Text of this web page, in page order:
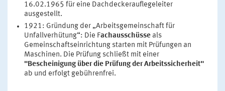
16.02.1965 für eine Dachdeckerauflegeleiter
ausgestellt.
1921: Gründung der „Arbeitsgemeinschaft für
Unfallverhütung“: Die Fachausschüsseals
Gemeinschaftseinrichtung starten mit Prüfungen an
Maschinen. Die Prüfung schließt mit einer
"Bescheinigung über die Prüfung der Arbeitssicherheit"
ab und erfolgt gebührenfrei.